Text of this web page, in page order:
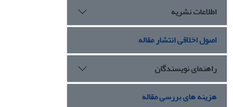
اطلاعات نشریه
اصول اخلاقی انتشار مقاله
راهنمای نویسندگان
هزینه های بررسی مقاله